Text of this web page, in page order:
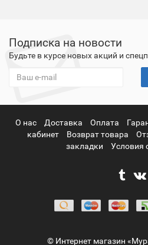
Подписка на новости
Будьте в курсе новых акций и
О нас Доставка Оплата
кабинет
Возврат товара
закладки
Условия
© Интернет магазин